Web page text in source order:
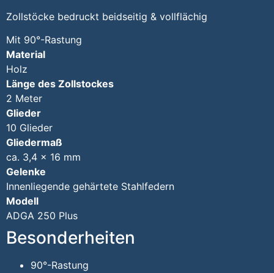
Zollstöcke bedruckt beidseitig & vollflächig
Mit 90°-Rastung
Material
Holz
Länge des Zollstockes
2 Meter
Glieder
10 Glieder
Gliedermaß
ca. 3,4 × 16 mm
Gelenke
Innenliegende gehärtete Stahlfedern
Modell
ADGA 250 Plus
Besonderheiten
90°-Rastung